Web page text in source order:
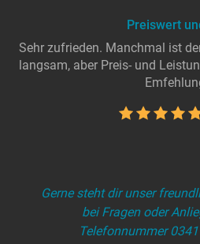
Preiswert
Sehr zufrieden. Manchmal ist
langsam, aber Preis- und
Gerne steht dir unser
bei Fragen oder
Telefonnummer